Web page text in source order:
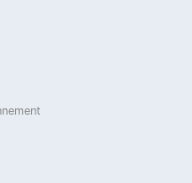
2024-2030 &
/ Gesetz zur
2024-2030 &